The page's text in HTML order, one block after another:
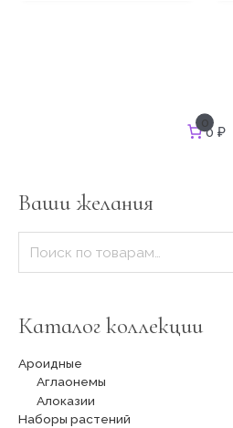
0
0 ₽
Ваши желания
ь
:
Каталог коллекции
Ароидные
Аглаонемы
Алоказии
Наборы растений